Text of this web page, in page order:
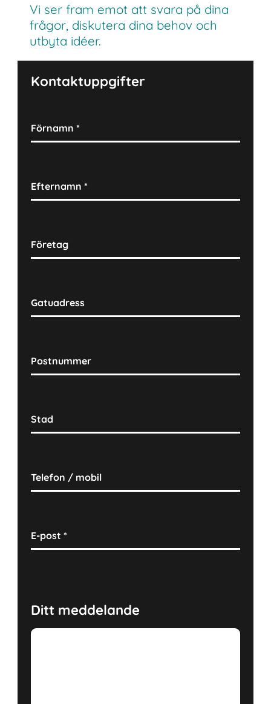
Vi ser fram emot att svara på dina
frågor, diskutera dina behov och
utbyta idéer.
Kontaktuppgifter
Förnamn*
Efternamn*
Företag
Gatuadress
Postnummer
Stad
Telefon / mobil
E-post*
Ditt meddelande